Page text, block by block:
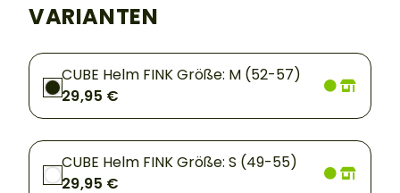
VARIANTEN
CUBE Helm FINK Größe: M (52-57)
29,95 €
CUBE Helm FINK Größe: S (49-55)
29,95 €